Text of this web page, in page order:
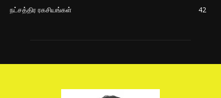
நட்சத்திர ரகசியங்கள்
42